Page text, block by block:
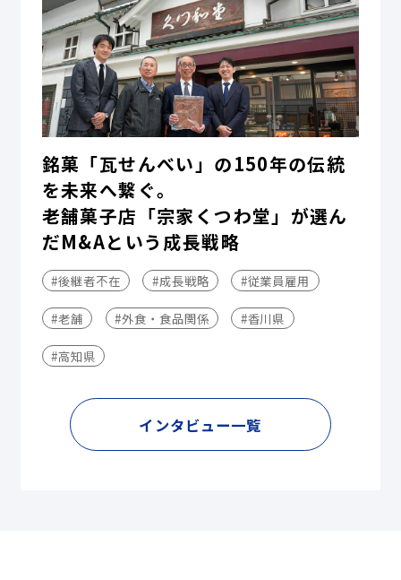
銘菓「瓦せんべい」の150年の伝統
を未来へ繋ぐ。
老舗菓子店「宗家くつわ堂」が選ん
だM&Aという成長戦略
#後継者不在 #成長戦略 #従業員雇用
#老舗 #外食・食品関係 #香川県
#高知県
インタビュー一覧